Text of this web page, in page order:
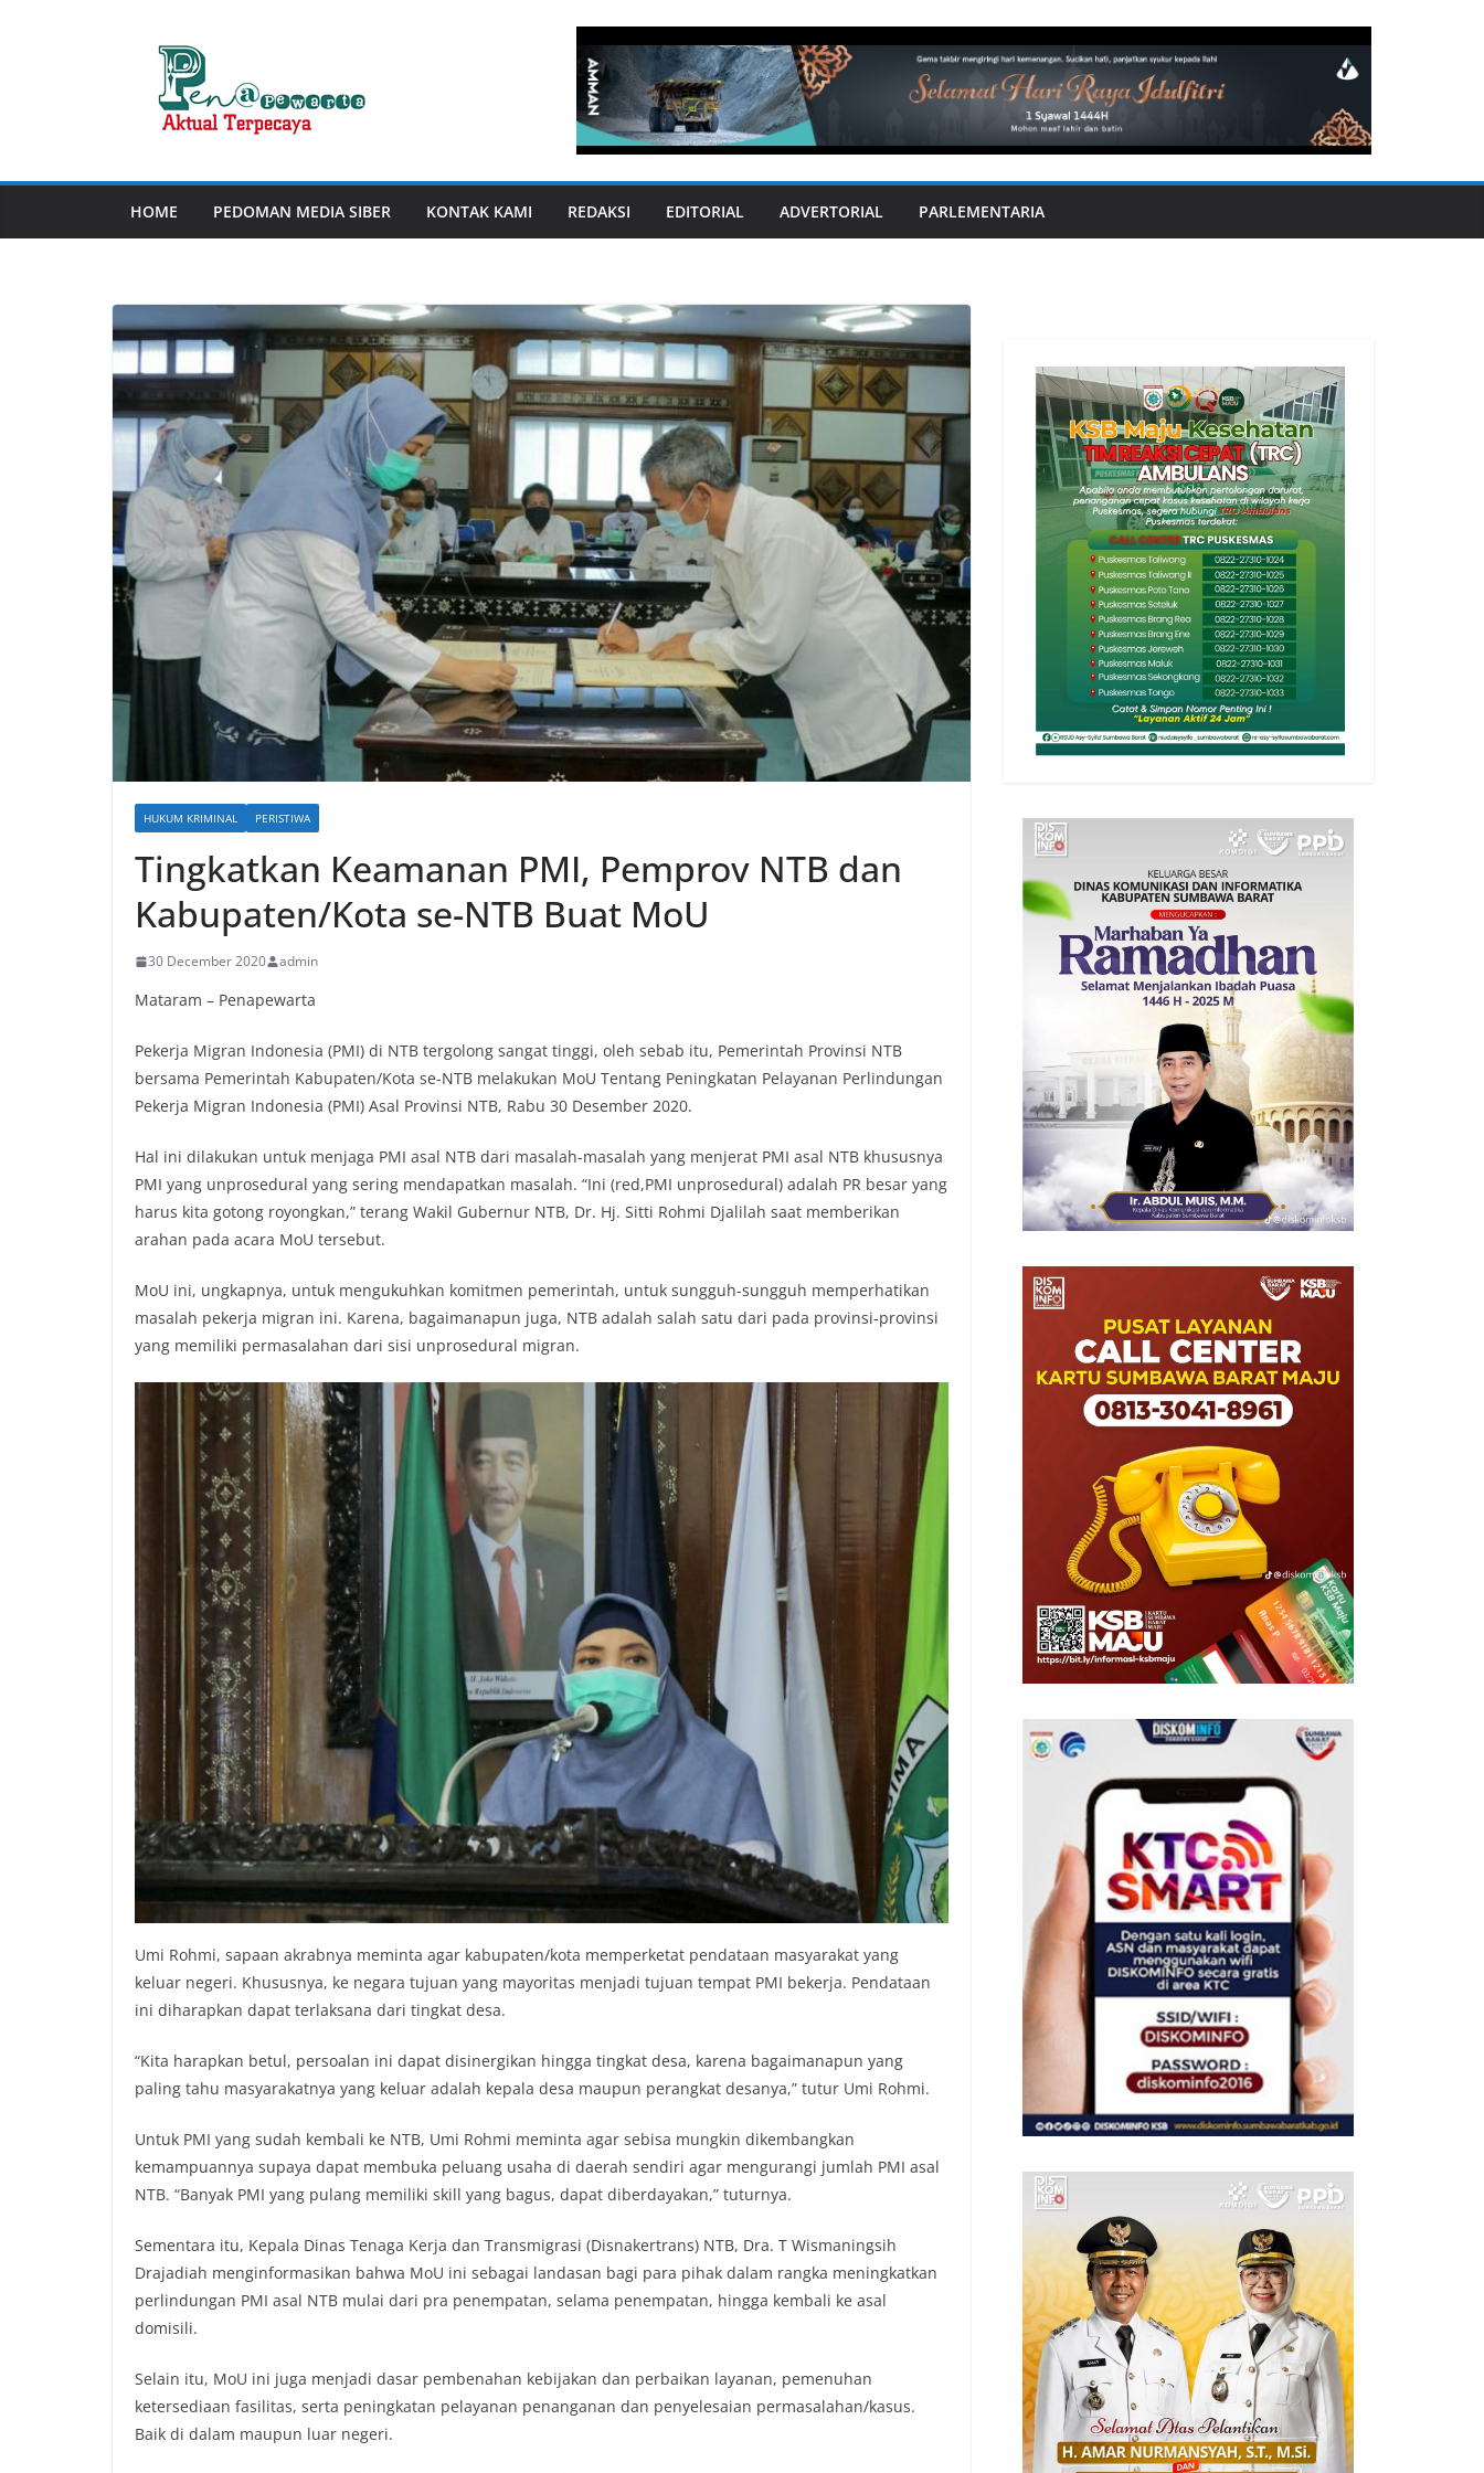
HOME PEDOMAN MEDIA SIBER KONTAK KAMI REDAKSI EDITORIAL ADVERTORIAL PARLEMENTARIA
HUKUM KRIMINAL PERISTIWA
Tingkatkan Keamanan PMI, Pemprov NTB dan
Kabupaten/Kota se-NTB Buat MoU
30 December 2020 admin
Mataram – Penapewarta
Pekerja Migran Indonesia (PMI) di NTB tergolong sangat tinggi, oleh sebab itu, Pemerintah Provinsi NTB
bersama Pemerintah Kabupaten/Kota se-NTB melakukan MoU Tentang Peningkatan Pelayanan Perlindungan
Pekerja Migran Indonesia (PMI) Asal Provinsi NTB, Rabu 30 Desember 2020.
Hal ini dilakukan untuk menjaga PMI asal NTB dari masalah-masalah yang menjerat PMI asal NTB khususnya
PMI yang unprosedural yang sering mendapatkan masalah. “Ini (red,PMI unprosedural) adalah PR besar yang
harus kita gotong royongkan,” terang Wakil Gubernur NTB, Dr. Hj. Sitti Rohmi Djalilah saat memberikan
arahan pada acara MoU tersebut.
MoU ini, ungkapnya, untuk mengukuhkan komitmen pemerintah, untuk sungguh-sungguh memperhatikan
masalah pekerja migran ini. Karena, bagaimanapun juga, NTB adalah salah satu dari pada provinsi-provinsi
yang memiliki permasalahan dari sisi unprosedural migran.
Umi Rohmi, sapaan akrabnya meminta agar kabupaten/kota memperketat pendataan masyarakat yang
keluar negeri. Khususnya, ke negara tujuan yang mayoritas menjadi tujuan tempat PMI bekerja. Pendataan
ini diharapkan dapat terlaksana dari tingkat desa.
“Kita harapkan betul, persoalan ini dapat disinergikan hingga tingkat desa, karena bagaimanapun yang
paling tahu masyarakatnya yang keluar adalah kepala desa maupun perangkat desanya,” tutur Umi Rohmi.
Untuk PMI yang sudah kembali ke NTB, Umi Rohmi meminta agar sebisa mungkin dikembangkan
kemampuannya supaya dapat membuka peluang usaha di daerah sendiri agar mengurangi jumlah PMI asal
NTB. “Banyak PMI yang pulang memiliki skill yang bagus, dapat diberdayakan,” tuturnya.
Sementara itu, Kepala Dinas Tenaga Kerja dan Transmigrasi (Disnakertrans) NTB, Dra. T Wismaningsih
Drajadiah menginformasikan bahwa MoU ini sebagai landasan bagi para pihak dalam rangka meningkatkan
perlindungan PMI asal NTB mulai dari pra penempatan, selama penempatan, hingga kembali ke asal
domisili.
Selain itu, MoU ini juga menjadi dasar pembenahan kebijakan dan perbaikan layanan, pemenuhan
ketersediaan fasilitas, serta peningkatan pelayanan penanganan dan penyelesaian permasalahan/kasus.
Baik di dalam maupun luar negeri.